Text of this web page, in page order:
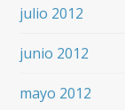
julio 2012
junio 2012
mayo 2012